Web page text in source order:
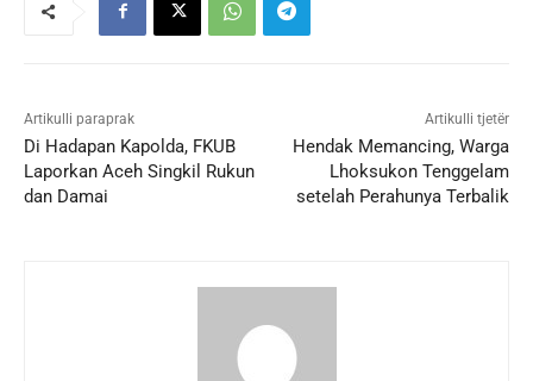
Artikulli paraprak
Di Hadapan Kapolda, FKUB
Laporkan Aceh Singkil Rukun
dan Damai
Artikulli tjetër
Hendak Memancing, Warga
Lhoksukon Tenggelam
setelah Perahunya Terbalik